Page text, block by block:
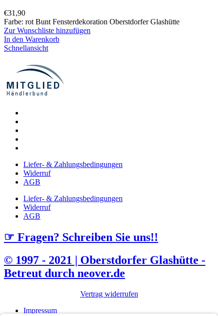
€31,90
Farbe: rot Bunt Fensterdekoration Oberstdorfer Glashütte
Zur Wunschliste hinzufügen
In den Warenkorb
Schnellansicht
Liefer- & Zahlungsbedingungen
Widerruf
AGB
Liefer- & Zahlungsbedingungen
Widerruf
AGB
☞ Fragen? Schreiben Sie uns!!
© 1997 - 2021 | Oberstdorfer Glashütte -
Betreut durch neover.de
Vertrag widerrufen
Impressum